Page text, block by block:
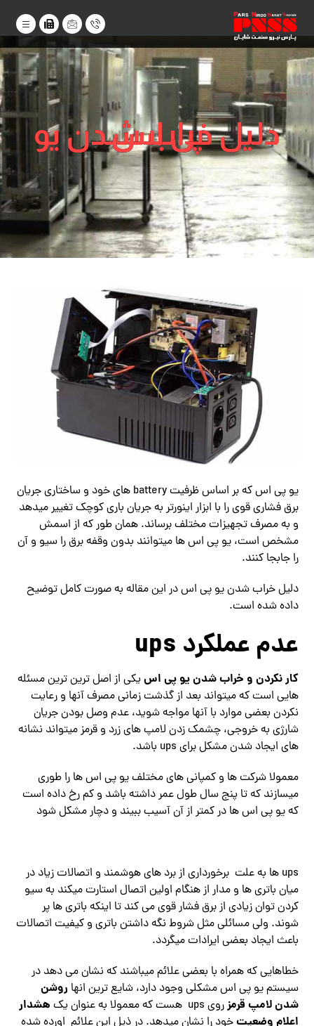
دلیل خراب شدن یو پی اس
یو پی اس که بر اساس ظرفیت battery های خود و ساختاری جریان
برق فشاری قوی را با ابزار اینورتر به جریان باری کوچک تغییر میدهد
و به مصرف تجهیزات مختلف برساند. همان طور که از اسمش
مشخص است، یو پی اس ها میتوانند بدون وقفه برق را سیو و آن
را جابجا کنند.
دلیل خراب شدن یو پی اس در این مقاله به صورت کامل توضیح
داده شده است.
عدم عملکرد ups
کار نکردن و خراب شدن یو پی اسیکی از اصل ترین ترین مسئله
هایی است که میتواند بعد از گذشت زمانی مصرف آنها و رعایت
نکردن بعضی موارد با آنها مواجه شوید، عدم وصل بودن جریان
شارژی به خروجی، چشمک زدن لامپ های زرد و قرمز میتواند نشانه
های ایجاد شدن مشکل برای ups باشد.
معمولا شرکت ها و کمپانی های مختلف یو پی اس ها را طوری
میسازند که تا پنج سال طول عمر داشته باشد و کم رخ داده است
که یو پی اس ها در کمتر از آن آسیب ببیند و دچار مشکل شود
ups ها به علت برخورداری از برد های هوشمند و اتصالات زیاد در
میان باتری ها و مدار از هنگام اولین اتصال استارت میکند به سیو
کردن توان زیادی از برق فشار قوی می کند تا اینکه باتری ها پر
شوند. ولی مسائلی مثل شروط نگه داشتن باتری و کیفیت اتصالات
باعث ایجاد بعضی ایرادات میگردد.
خطاهایی که همراه با بعضی علائم میباشند که نشان می دهد در
سیستم یو پی اس مشکلی وجود دارد، شایع ترین انها روشن
شدن لامپ قرمزروی ups هست که معمولا به عنوان یک
هشدار
اعلام وضعیتخود را نشان میدهد. در ذیل این علائم اورده شده